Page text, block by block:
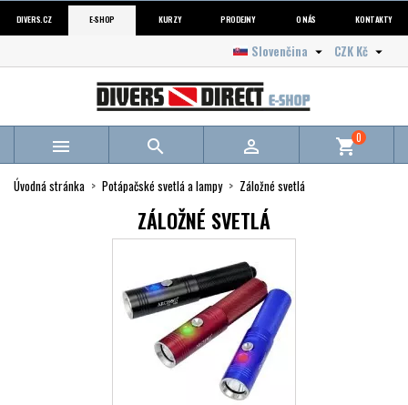
DIVERS.CZ E-SHOP KURZY PRODEJNY O NÁS KONTAKTY
CZK Kč 
Slovenčina 
   shopping_cart0
Úvodná stránka Potápačské svetlá a lampy Záložné svetlá
ZÁLOŽNÉ SVETLÁ